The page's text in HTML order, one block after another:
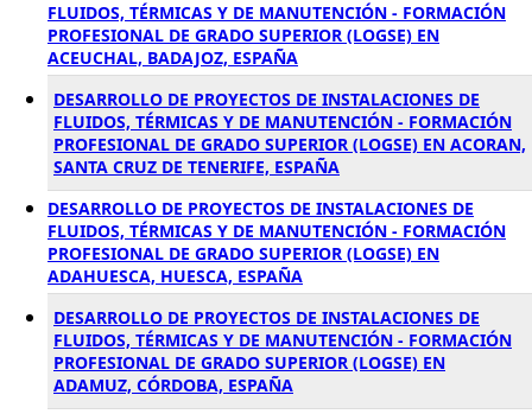
FLUIDOS, TÉRMICAS Y DE MANUTENCIÓN - FORMACIÓN
PROFESIONAL DE GRADO SUPERIOR (LOGSE) EN
ACEUCHAL, BADAJOZ, ESPAÑA
DESARROLLO DE PROYECTOS DE INSTALACIONES DE
FLUIDOS, TÉRMICAS Y DE MANUTENCIÓN - FORMACIÓN
PROFESIONAL DE GRADO SUPERIOR (LOGSE) EN ACORAN,
SANTA CRUZ DE TENERIFE, ESPAÑA
DESARROLLO DE PROYECTOS DE INSTALACIONES DE
FLUIDOS, TÉRMICAS Y DE MANUTENCIÓN - FORMACIÓN
PROFESIONAL DE GRADO SUPERIOR (LOGSE) EN
ADAHUESCA, HUESCA, ESPAÑA
DESARROLLO DE PROYECTOS DE INSTALACIONES DE
FLUIDOS, TÉRMICAS Y DE MANUTENCIÓN - FORMACIÓN
PROFESIONAL DE GRADO SUPERIOR (LOGSE) EN
ADAMUZ, CÓRDOBA, ESPAÑA